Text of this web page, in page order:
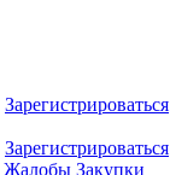
Зарегистрироваться
Зарегистрироваться
Жалобы Закупки